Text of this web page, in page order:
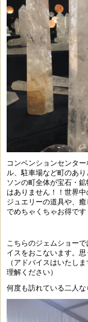
コンベンションセンタ
ル、駐車場など町のあ
ソンの町全体が宝石・
はありません！！世界中
ジュエリーの道具や、
でめちゃくちゃお得です
こちらのジェムショー
イスをおこないます。思
（アドバイスはいたし
理解ください）
何度も訪れている二人な